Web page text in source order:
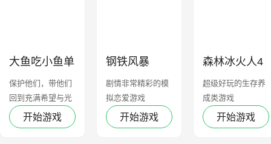
大鱼吃小鱼单
机版
保护他们，带他们
回到充满希望与光
明的世界。
开始游戏
钢铁风暴
剧情非常精彩的模
拟恋爱游戏
开始游戏
森林冰火人4
水晶庙
超级好玩的生存养
成类游戏
开始游戏